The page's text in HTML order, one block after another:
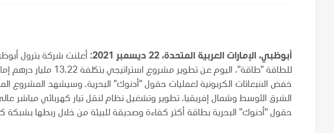
أبوظبي، الإمارات العربية المتحدة، 22 ديسمبر 2021:
أعلنت شركة بترول
خفض الانبعاثات الكربونية لعمليات حقول "أدنوك" البحرية. وسيشهد المشروع
الشرق الأوسط وشمال إفريقيا، تطوير وتشغيل نظام لنقل تيار كهربائي مباشر
حقول "أدنوك" البحرية بطاقة أكثر كفاءة وصديقة للبيئة من خلال ربطها بشبكة